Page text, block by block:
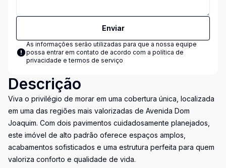
Enviar
As informações serão utilizadas para que a nossa equipe
possa entrar em contato de acordo com a política de
privacidade e termos de serviço
Descrição
Viva o privilégio de morar em uma cobertura única, localizada
em uma das regiões mais valorizadas de Avenida Dom
Joaquim. Com dois pavimentos cuidadosamente planejados,
este imóvel de alto padrão oferece espaços amplos,
acabamentos sofisticados e uma estrutura perfeita para quem
valoriza conforto e qualidade de vida.